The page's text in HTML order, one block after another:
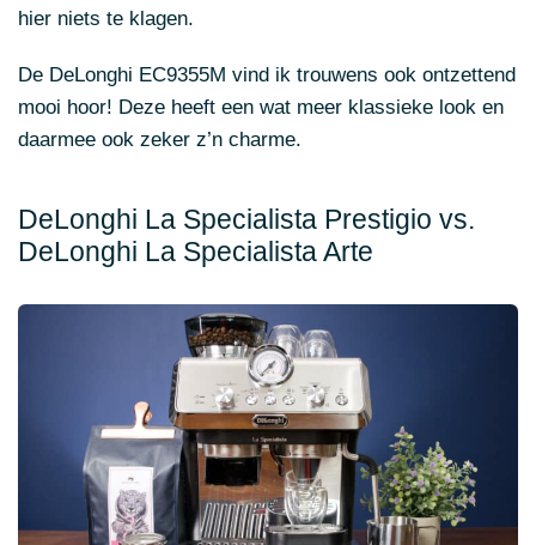
hier niets te klagen.
De DeLonghi EC9355M vind ik trouwens ook ontzettend
mooi hoor! Deze heeft een wat meer klassieke look en
daarmee ook zeker z’n charme.
DeLonghi La Specialista Prestigio vs.
DeLonghi La Specialista Arte